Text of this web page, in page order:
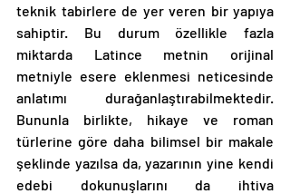
teknik tabirlere de yer veren bir yapıya
sahiptir. Bu durum özellikle fazla
miktarda Latince metnin orijinal
metniyle esere eklenmesi neticesinde
anlatımı durağanlaştırabilmektedir.
Bununla birlikte, hikaye ve roman
türlerine göre daha bilimsel bir makale
şeklinde yazılsa da, yazarının yine kendi
edebi dokunuşlarını da ihtiva